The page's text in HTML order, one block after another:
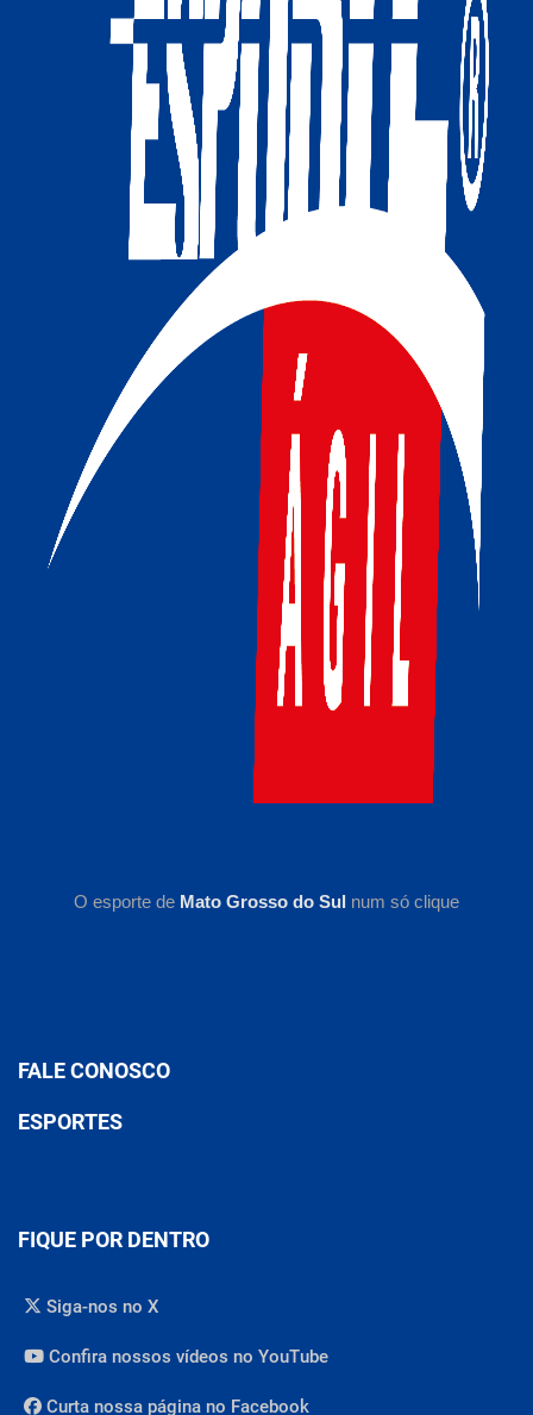
O esporte de Mato Grosso do Sul num só clique
FALE CONOSCO
ESPORTES
FIQUE POR DENTRO
Siga-nos no X
Confira nossos vídeos no YouTube
Curta nossa página no Facebook